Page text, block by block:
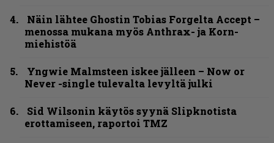
Näin lähtee Ghostin Tobias Forgelta Accept –
menossa mukana myös Anthrax- ja Korn-
miehistöä
Yngwie Malmsteen iskee jälleen – Now or
Never -single tulevalta levyltä julki
Sid Wilsonin käytös syynä Slipknotista
erottamiseen, raportoi TMZ